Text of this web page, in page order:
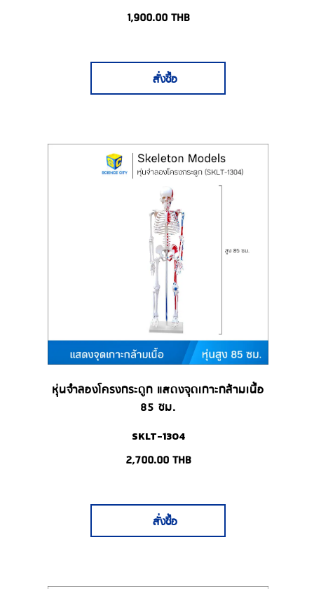
1,900.00THB
สั่งซื้อ
หุ่นจำลองโครงกระดูก แสดงจุดเกาะกล้ามเนื้อ
85 ซม.
SKLT-1304
2,700.00THB
สั่งซื้อ